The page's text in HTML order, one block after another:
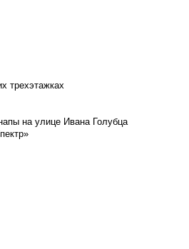
трехэтажках
на улице Ивана Голубца